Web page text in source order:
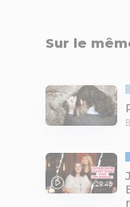
Sur le
29:46